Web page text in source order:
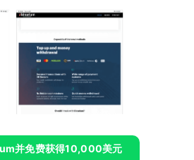
并免费获得10,000美元